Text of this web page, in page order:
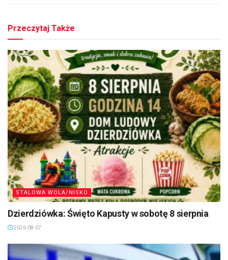
Przeczytaj Także
STALOWA WOLA/NISKO
Dzierdziówka: Święto Kapusty w sobotę 8 sierpnia
2026-08-07